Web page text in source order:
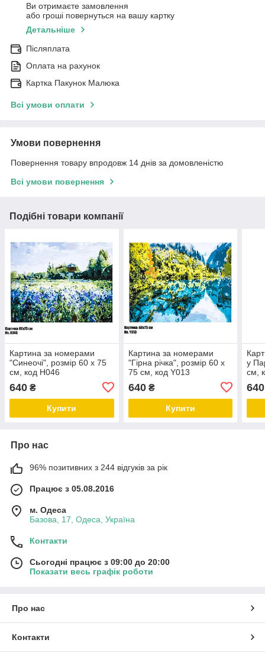
Ви отримаєте замовлення
або гроші повернуться на вашу картку
Детальніше
Післяплата
Оплата на рахунок
Картка Пакунок Малюка
Всі умови оплати
Умови повернення
Повернення товару впродовж 14 днів за домовленістю
Всі умови повернення
Подібні товари компанії
Картина за номерами
"Синеочі", розмір 60 х 75
см, код H046
640 ₴
Купити
Картина за номерами
"Гірна річка", розмір 60 х
75 см, код Y013
640₴
Купити
у
см,
640
Про нас
96% позитивних з 244 відгуків за рік
Працює з 05.08.2016
м. Одеса
Базова, 17, Одеса, Україна
Контакти
Сьогодні працює з 09:00 до 20:00
Показати весь графік роботи
Про нас
Контакти